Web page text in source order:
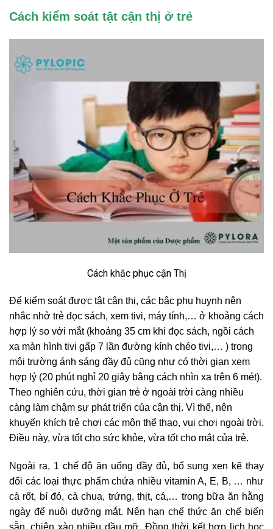
Cách kiểm soát tật cận thị ở trẻ
Cách khắc phục cận Thị
Để kiểm soát được tật cận thị, các bậc phụ huynh nên
nhắc nhở trẻ đọc sách, xem tivi, máy tính,… ở khoảng cách
hợp lý so với mắt (khoảng 35 cm khi đọc sách, ngồi cách
xa màn hình tivi gấp 7 lần đường kính chéo tivi,… ) trong
môi trường ánh sáng đầy đủ cũng như có thời gian xem
hợp lý (20 phút nghỉ 20 giây bằng cách nhìn xa trên 6 mét).
Theo nghiên cứu, thời gian trẻ ở ngoài trời càng nhiều
càng làm chậm sự phát triển của cận thị. Vì thế, nên
khuyến khích trẻ chơi các môn thể thao, vui chơi ngoài trời.
Điều này, vừa tốt cho sức khỏe, vừa tốt cho mắt của trẻ.
Ngoài ra, 1 chế độ ăn uống đầy đủ, bổ sung xen kẽ thay
đổi các loại thực phẩm chứa nhiều vitamin A, E, B, … như
cà rốt, bí đỏ, cà chua, trứng, thịt, cá,… trong bữa ăn hằng
ngày để nuôi dưỡng mắt. Nên hạn chế thức ăn chế biến
sẵn, chiên xào nhiều dầu mỡ. Đồng thời kết hợp lịch học